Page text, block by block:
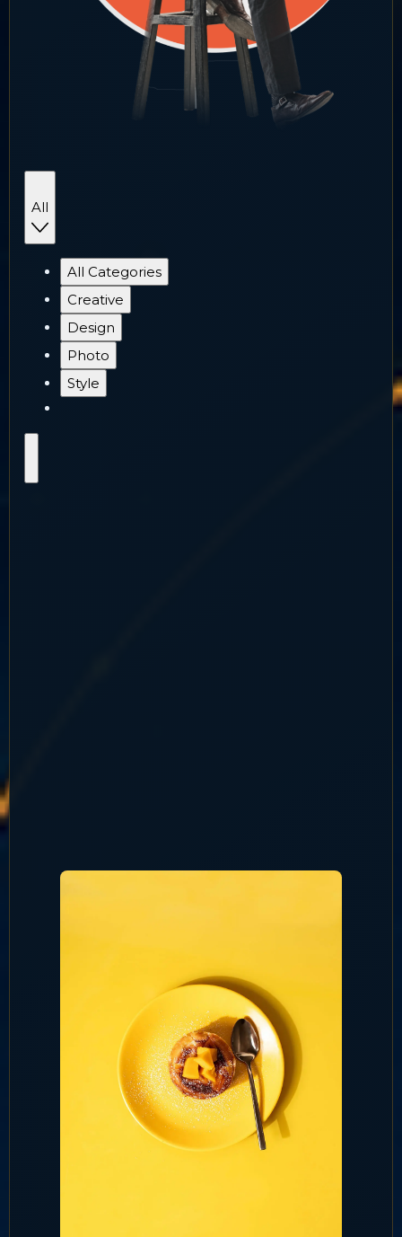
All
All Categories
Creative
Design
Photo
Style